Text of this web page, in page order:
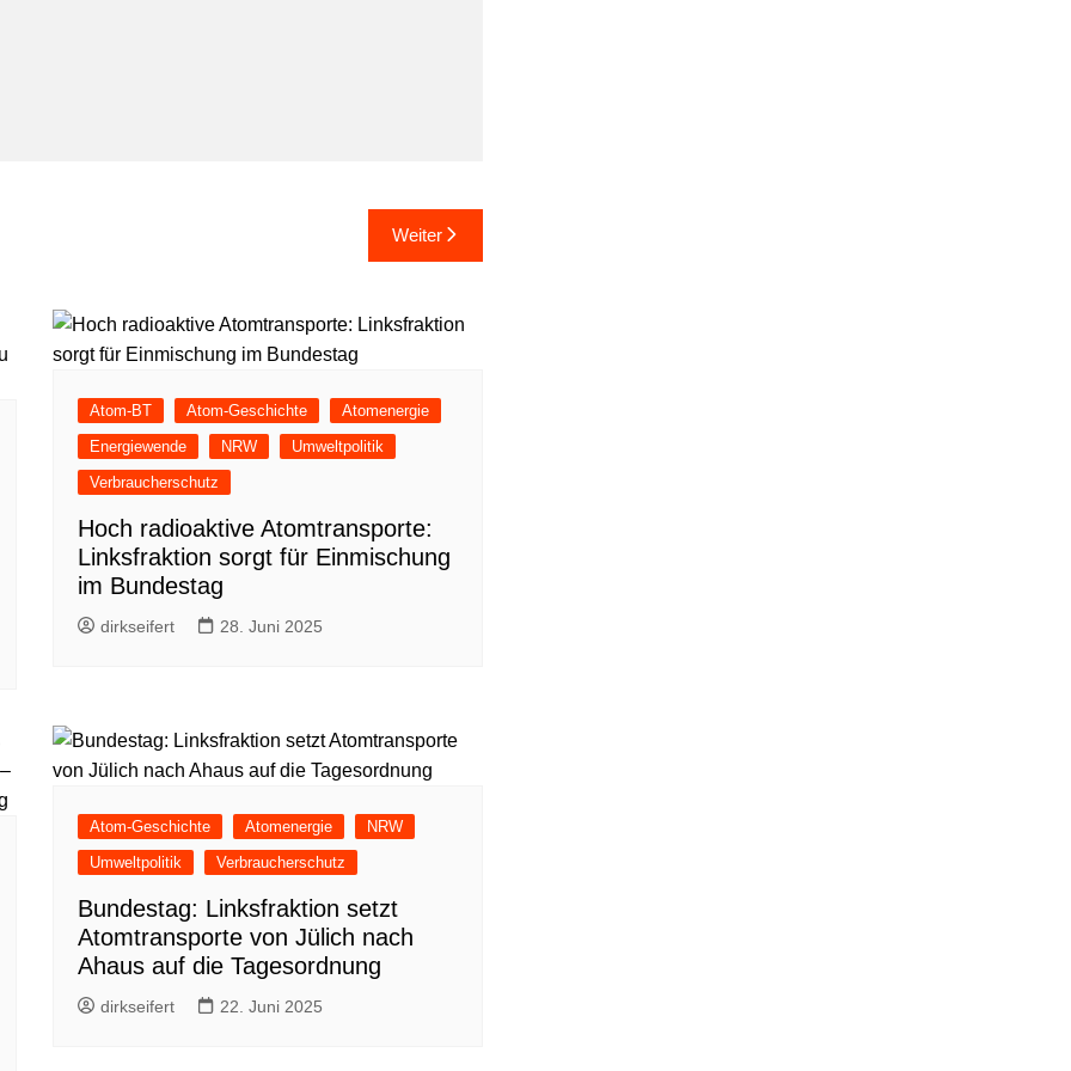
Weiter
Atom-BT Atom-Geschichte
Atomenergie
Energiewende
NRW
Umweltpolitik
Verbraucherschutz
Hoch radioaktive Atomtransporte:
Linksfraktion sorgt für Einmischung
im Bundestag
dirkseifert 28. Juni 2025
Atom-Geschichte Atomenergie
NRW
Umweltpolitik
Verbraucherschutz
Bundestag: Linksfraktion setzt
Atomtransporte von Jülich nach
Ahaus auf die Tagesordnung
dirkseifert 22. Juni 2025